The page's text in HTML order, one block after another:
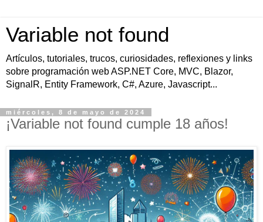
Variable not found
Artículos, tutoriales, trucos, curiosidades, reflexiones y links
sobre programación web ASP.NET Core, MVC, Blazor,
SignalR, Entity Framework, C#, Azure, Javascript...
miércoles, 8 de mayo de 2024
¡Variable not found cumple 18 años!